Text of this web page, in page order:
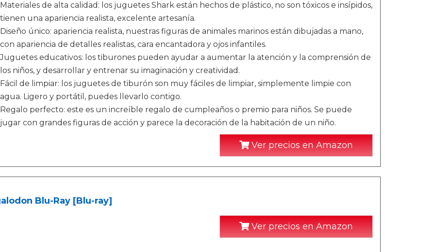
Materiales de alta calidad: los juguetes Shark están hechos de plástico, no son tóxicos e insípidos,
tienen una apariencia realista, excelente artesanía.
Diseño único: apariencia realista, nuestras figuras de animales marinos están dibujadas a mano,
con apariencia de detalles realistas, cara encantadora y ojos infantiles.
Juguetes educativos: los tiburones pueden ayudar a aumentar la atención y la comprensión de
los niños, y desarrollar y entrenar su imaginación y creatividad.
Fácil de limpiar: los juguetes de tiburón son muy fáciles de limpiar, simplemente limpie con
agua. Ligero y portátil, puedes llevarlo contigo.
Regalo perfecto: este es un increíble regalo de cumpleaños o premio para niños. Se puede
jugar con grandes figuras de acción y parece la decoración de la habitación de un niño.
Ver precios en Amazon
Blu-Ray [Blu-ray]
Ver precios en Amazon